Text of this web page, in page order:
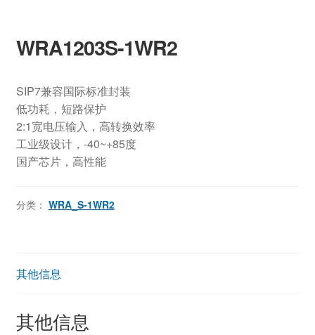
WRA1203S-1WR2
SIP7兼容国际标准封装
低功耗，短路保护
2:1宽电压输入，高转换效率
工业级设计，-40~+85度
国产芯片，高性能
分类： WRA_S-1WR2
其他信息
其他信息